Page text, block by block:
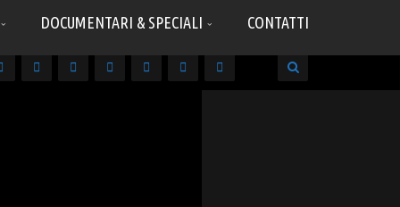
DOCUMENTARI & SPECIALI CONTATTI